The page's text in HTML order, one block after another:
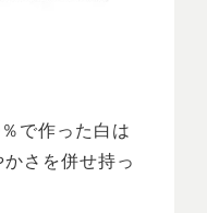
で作った白は
さを併せ持っ